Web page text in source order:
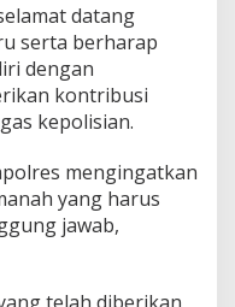
datang
serta berharap
dengan
kontribusi
kepolisian.
mengingatkan
yang harus
jawab,